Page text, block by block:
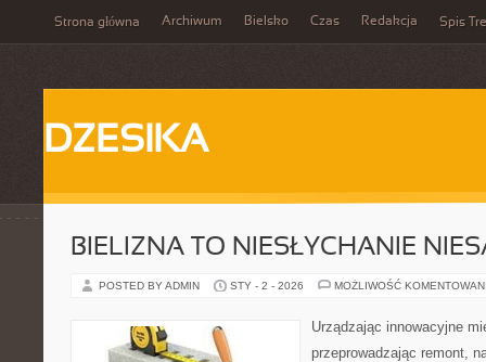
Strona główna Archiwum Bielsko Czas Redakcja Spis
DZESIKA
BIELIZNA TO NIESŁYCHANIE
POSTED BY ADMIN STY - 2 - 2026 MOŻLIWOŚĆ
Urządzając innowacyjne
przeprowadzając remont,